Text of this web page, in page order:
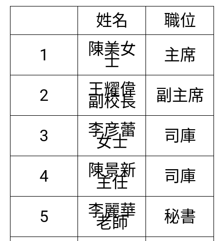
姓名
職位
1
陳美女
士 主席
2 王耀偉
副校長 副主席
3 李彦蕾
女士 司庫
4 陳景新
主任 司庫
5 李麗華
老師 秘書